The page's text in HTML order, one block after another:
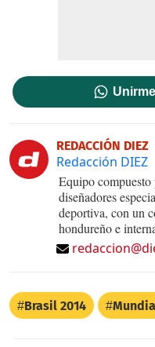
REDACCIÓN DIEZ
Redacción DIEZ
Equipo
diseñadores
deportiva, con un
hondureño e
Brasil 2014